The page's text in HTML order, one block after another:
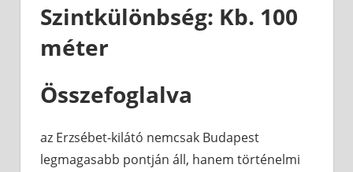
Szintkülönbség: Kb. 100
méter
Összefoglalva
az Erzsébet-kilátó nemcsak Budapest
legmagasabb pontján áll, hanem történelmi